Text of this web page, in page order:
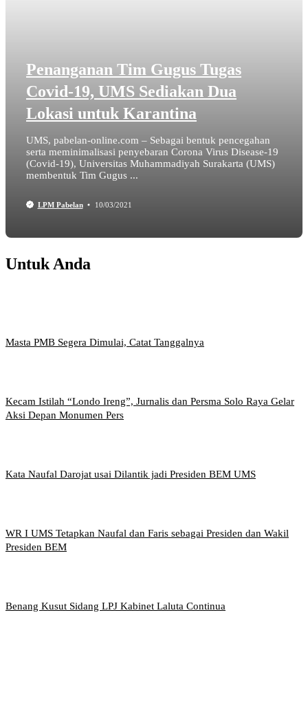
Penanganan Tim Gugus Tugas
Covid-19, UMS Sediakan Dua
Lokasi untuk Karantina
UMS, pabelan-online.com – Sebagai bentuk pencegahan
serta meminimalisasi penyebaran Corona Virus Disease-19
(Covid-19), Universitas Muhammadiyah Surakarta (UMS)
membentuk Tim Gugus ...
LPM Pabelan 10/03/2021
Untuk Anda
Masta PMB Segera Dimulai, Catat Tanggalnya
Kecam Istilah “Londo Ireng”, Jurnalis dan Persma Solo Raya Gelar
Aksi Depan Monumen Pers
Kata Naufal Darojat usai Dilantik jadi Presiden BEM UMS
WR I UMS Tetapkan Naufal dan Faris sebagai Presiden dan Wakil
Presiden BEM
Benang Kusut Sidang LPJ Kabinet Laluta Continua